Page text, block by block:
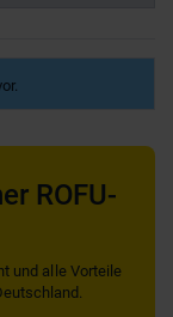
ROFU-
und alle Vorteile